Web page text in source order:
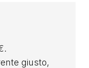
giusto,